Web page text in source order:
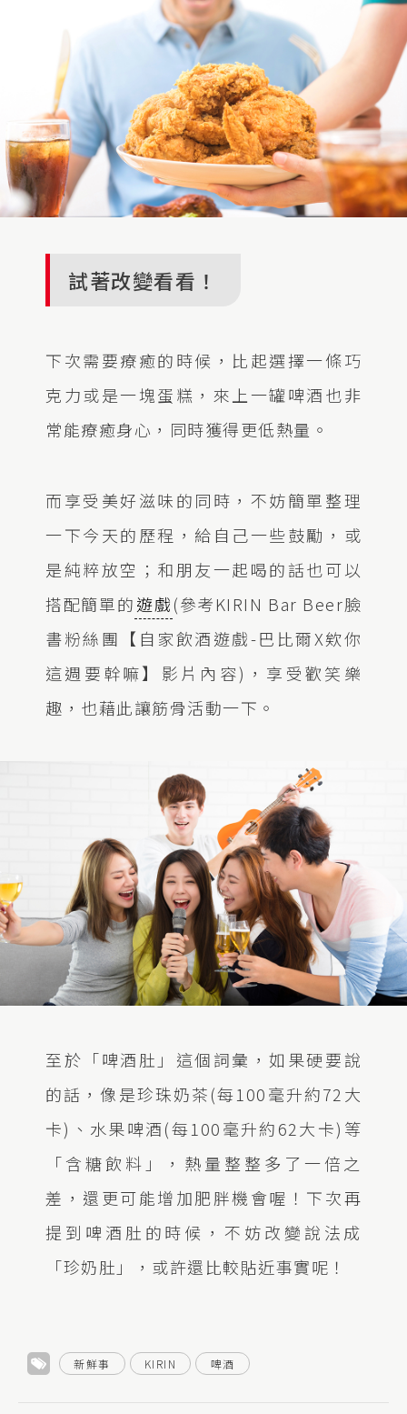
試著改變看看！
下次需要療癒的時候，比起選擇一條巧
克力或是一塊蛋糕，來上一罐啤酒也非
常能療癒身心，同時獲得更低熱量。
而享受美好滋味的同時，不妨簡單整理
一下今天的歷程，給自己一些鼓勵，或
是純粹放空；和朋友一起喝的話也可以
搭配簡單的遊戲(參考KIRIN Bar Beer臉
書粉絲團【自家飲酒遊戲-巴比爾X欸你
這週要幹嘛】影片內容)，享受歡笑樂
趣，也藉此讓筋骨活動一下。
至於「啤酒肚」這個詞彙，如果硬要說
的話，像是珍珠奶茶(每100毫升約72大
卡)、水果啤酒(每100毫升約62大卡)等
「含糖飲料」，熱量整整多了一倍之
差，還更可能增加肥胖機會喔！下次再
提到啤酒肚的時候，不妨改變說法成
「珍奶肚」，或許還比較貼近事實呢！
新鮮事 KIRIN 啤酒